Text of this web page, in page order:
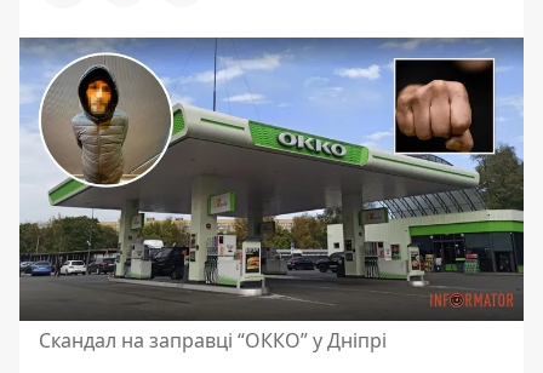
Скандал на заправці “ОККО” у Дніпрі